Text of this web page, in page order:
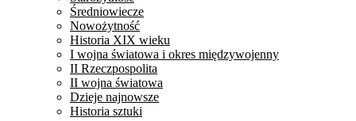
Średniowiecze
Nowożytność
Historia XIX wieku
I wojna światowa i okres międzywojenny
II Rzeczpospolita
II wojna światowa
Dzieje najnowsze
Historia sztuki